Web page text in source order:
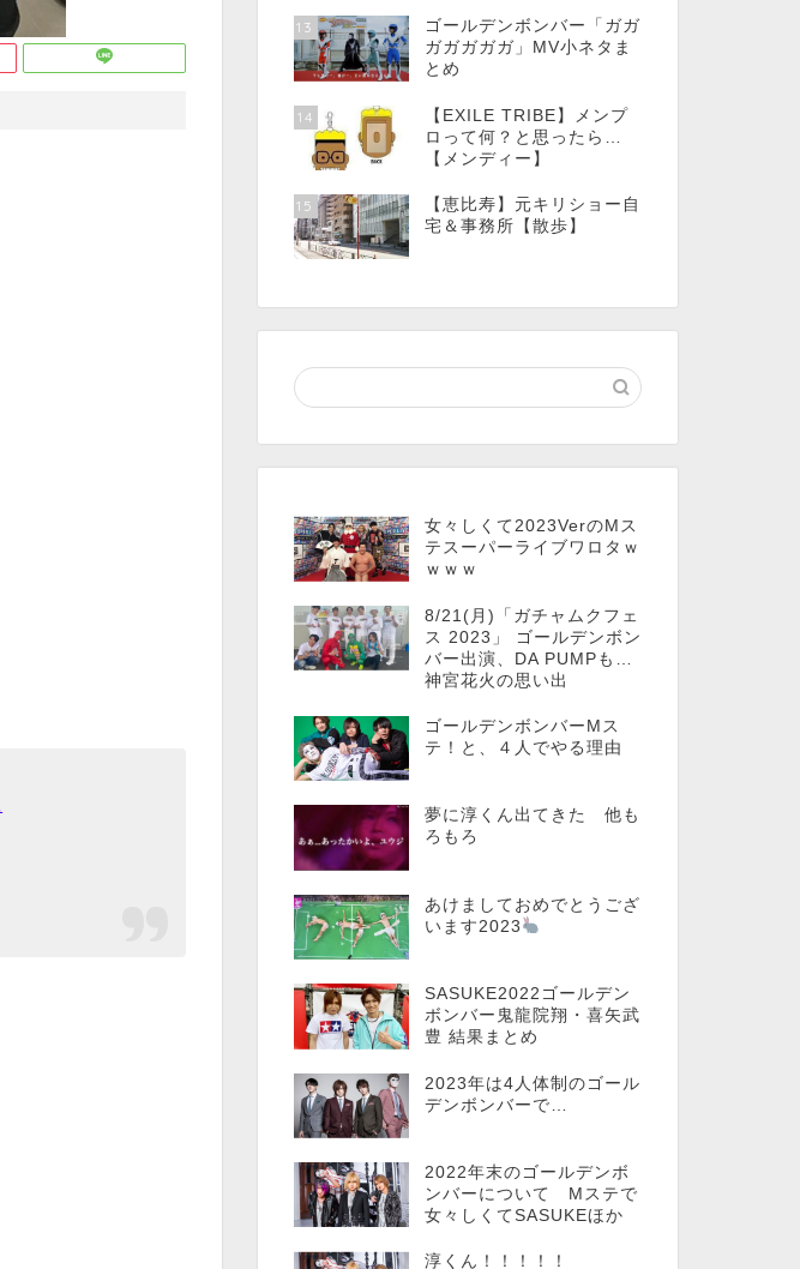
13
ゴールデンボンバー「ガガ
ガガガガガ」MV小ネタま
とめ
14
【EXILE TRIBE】メンプ
ロって何？と思ったら…
【メンディー】
15
【恵比寿】元キリショー自
宅＆事務所【散歩】
女々しくて2023VerのMス
テスーパーライブワロタｗ
ｗｗｗ
8/21(月)「ガチャムクフェ
ス 2023」 ゴールデンボン
バー出演、DA PUMPも…
神宮花火の思い出
ゴールデンボンバーMス
テ！と、４人でやる理由
夢に淳くん出てきた 他も
ろもろ
あけましておめでとうござ
います2023
SASUKE2022ゴールデン
ボンバー鬼龍院翔・喜矢武
豊 結果まとめ
2023年は4人体制のゴール
デンボンバーで…
2022年末のゴールデンボ
ンバーについて Mステで
女々しくてSASUKEほか
淳くん！！！！！